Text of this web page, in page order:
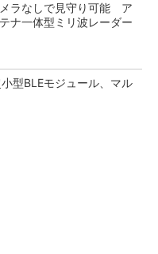
ラなしで見守り可能 ア
ナ一体型ミリ波レーダー
型BLEモジュール、マル